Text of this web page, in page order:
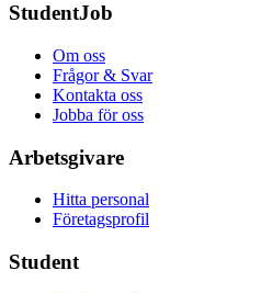
StudentJob
Om oss
Frågor & Svar
Kontakta oss
Jobba för oss
Arbetsgivare
Hitta personal
Företagsprofil
Student